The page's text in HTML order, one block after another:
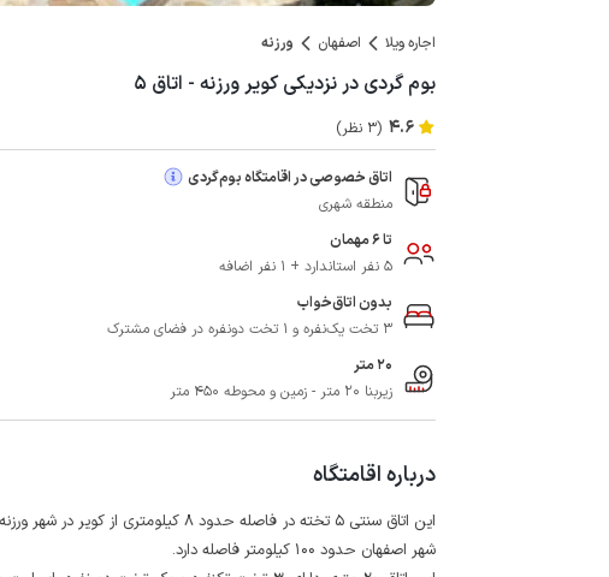
اجاره ویلا اصفهان ورزنه
بوم گردی در نزدیکی کویر ورزنه - اتاق ۵
4.6 (3 نظر)
اتاق خصوصی در اقامتگاه بوم‌گردی
منطقه شهری
تا 6 مهمان
5 نفر استاندارد + 1 نفر اضافه
بدون اتاق‌خواب
3 تخت یک‌نفره و 1 تخت دونفره در فضای مشترک
20 متر
زیربنا 20 متر - زمین و محوطه 450 متر
درباره اقامتگاه
شهر اصفهان حدود 100 کیلومتر فاصله دارد.